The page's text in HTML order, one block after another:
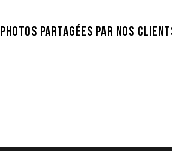
PHOTOS PARTAGÉES PAR NOS